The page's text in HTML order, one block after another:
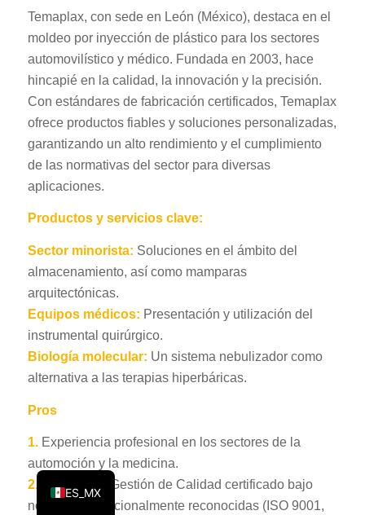
Temaplax, con sede en León (México), destaca en el
moldeo por inyección de plástico para los sectores
automovilístico y médico. Fundada en 2003, hace
hincapié en la calidad, la innovación y la precisión.
Con estándares de fabricación certificados, Temaplax
ofrece productos fiables y soluciones personalizadas,
garantizando un alto rendimiento y el cumplimiento
de las normativas del sector para diversas
aplicaciones.
Productos y servicios clave:
Sector minorista: Soluciones en el ámbito del
almacenamiento, así como mamparas
arquitectónicas.
Equipos médicos: Presentación y utilización del
instrumental quirúrgico.
Biología molecular: Un sistema nebulizador como
alternativa a las terapias hiperbáricas.
Pros
1.Experiencia profesional en los sectores de la
automoción y la medicina.
2. Sistema de Gestión de Calidad certificado bajo
normas internacionalmente reconocidas (ISO 9001,
ES_MX
EN
IT
DE
RU
NL
TR
AR
ES
KO
PT
DA
FI
NB
EL